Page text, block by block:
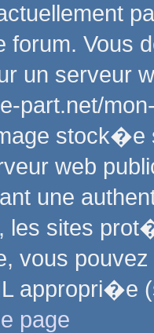
forum. Vous
un serveur
part.net/
web
une
les sites
vous
page